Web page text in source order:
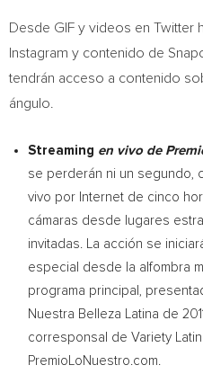
Desde GIF y videos en Twitter
Instagram y contenido de
tendrán acceso a contenido
ángulo.
Streaming en vivo de
se perderán ni un segundo,
vivo por Internet de cinco
cámaras desde lugares
invitadas. La acción se
especial desde la alfombra
programa principal,
Nuestra Belleza Latina de
corresponsal de Variety
PremioLoNuestro.com.